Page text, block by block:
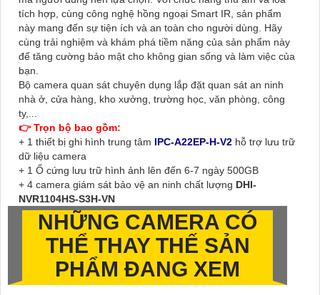
tích hợp, cùng công nghệ hồng ngoại Smart IR, sản phẩm
này mang đến sự tiện ích và an toàn cho người dùng. Hãy
cùng trải nghiệm và khám phá tiềm năng của sản phẩm này
để tăng cường bảo mật cho không gian sống và làm việc của
bạn.
Bộ camera quan sát chuyên dụng lắp đặt quan sát an ninh
nhà ở, cửa hàng, kho xưởng, trường học, văn phòng, công
ty,...
👉 Trọn bộ bao gồm:
+ 1 thiết bị ghi hình trung tâm IPC-A22EP-H-V2 hỗ trợ lưu trữ
dữ liệu camera
+ 1 Ổ cứng lưu trữ hình ảnh lên đến 6-7 ngày 500GB
+ 4 camera giám sát bảo vệ an ninh chất lượng DHI-
NVR1104HS-S3H-VN
NHỮNG CAMERA CÓ
THỂ THAY THẾ SẢN
PHẨM ĐANG XEM